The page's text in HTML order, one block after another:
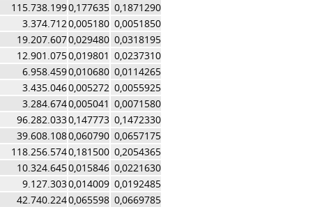
115.738.1990,177635 0,1871290
3.374.7120,005180 0,0051850
19.207.6070,029480 0,0318195
12.901.0750,019801 0,0237310
6.958.4590,010680 0,0114265
3.435.0460,005272 0,0055925
3.284.6740,005041 0,0071580
96.282.0330,147773 0,1472330
39.608.1080,060790 0,0657175
118.256.5740,181500 0,2054365
10.324.6450,015846 0,0221630
9.127.3030,014009 0,0192485
42.740.2240,065598 0,0669785